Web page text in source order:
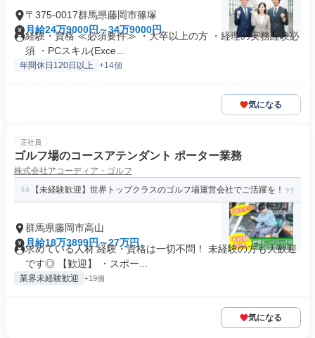
〒375-0017群馬県藤岡市篠塚
月給24万9000円～34万9000円
経験・資格 ≪必須要件≫ ・大卒以上の方 ・経理の実務経験必
須 ・PCスキル(Exce...
年間休日120日以上 +14個
気になる
正社員
ゴルフ場のコースアテンダント ポーター業務
株式会社アコーディア・ゴルフ
【未経験歓迎】世界トップクラスのゴルフ場運営会社でご活躍を！
群馬県藤岡市高山
月給18万3899円～27万円
求めている人材 経験・資格は一切不問！ 未経験の方も大歓迎
です◎ 【歓迎】 ・スポー...
業界未経験歓迎 +19個
気になる